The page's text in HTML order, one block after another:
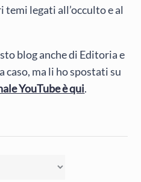
legati all’occulto e al
blog anche di Editoria e
ma li ho spostati su
YouTube è qui.